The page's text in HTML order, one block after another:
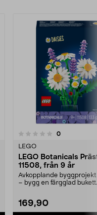
0recensioner
LEGO
LEGO Botanicals
11508, från 9 år
Avkopplande
– bygg en färgglad
169,90
4.5 av 5 stjärnor